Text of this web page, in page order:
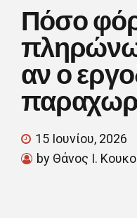
Πόσο
αν ο
15 Ιουνίου, 2026
by Θάνος Ι.